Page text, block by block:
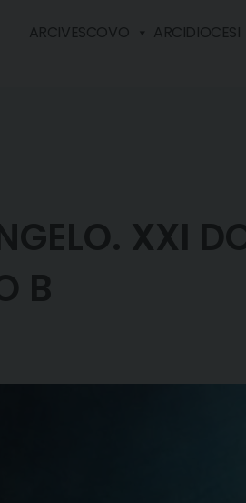
ARCIVESCOVO ARCIDIOCESI
XXI
B